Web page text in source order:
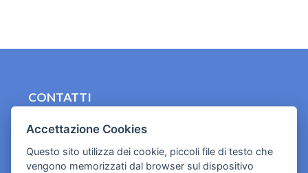
CONTATTI
Cookies e informativa privacy
Accettazione Cookies
Questo sito utilizza dei cookie, piccoli file di testo che
vengono memorizzati dal browser sul dispositivo